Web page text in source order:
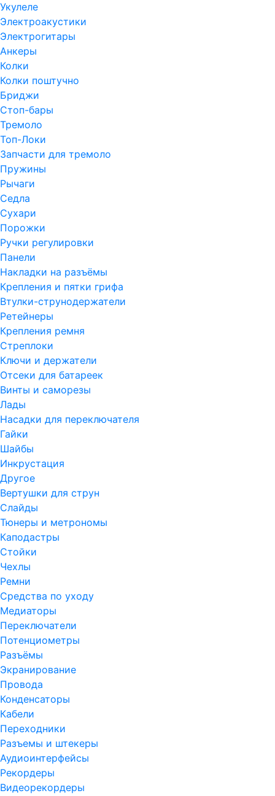
Укулеле
Электроакустики
Электрогитары
Анкеры
Колки
Колки поштучно
Бриджи
Стоп-бары
Тремоло
Топ-Локи
Запчасти для тремоло
Пружины
Рычаги
Седла
Сухари
Порожки
Ручки регулировки
Панели
Накладки на разъёмы
Крепления и пятки грифа
Втулки-струнодержатели
Ретейнеры
Крепления ремня
Стреплоки
Ключи и держатели
Отсеки для батареек
Винты и саморезы
Лады
Насадки для переключателя
Гайки
Шайбы
Инкрустация
Другое
Вертушки для струн
Слайды
Тюнеры и метрономы
Каподастры
Стойки
Чехлы
Ремни
Средства по уходу
Медиаторы
Переключатели
Потенциометры
Разъёмы
Экранирование
Провода
Конденсаторы
Кабели
Переходники
Разъемы и штекеры
Аудиоинтерфейсы
Рекордеры
Видеорекордеры